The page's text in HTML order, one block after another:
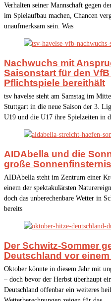
Verhalten seiner Mannschaft gegen
im Spielaufbau machen, Chancen
unaufmerksam sein. Was
Nachwuchs mit
Saisonstart für den
Pflichtspiele bereithält
tsv havelse steht am Samstag im
Stuttgart in die neue Saison der 3.
U19 und die U17 ihre Spielzeiten in
AIDAbella und die
große
AIDAbella steht im Zentrum einer
einem der spektakulärsten
doch das unberechenbare Wetter in
bereits
Der Schwitz-Sommer
Deutschland vor
Oktober könnte in diesem Jahr mit
– doch bevor der Herbst überhaupt
Deutschland offenbar ein weiteres